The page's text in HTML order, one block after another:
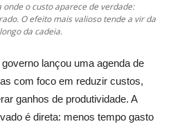
o custo aparece de verdade:
O efeito mais valioso tende a vir da
da cadeia.
lançou uma agenda de
com foco em reduzir custos,
ganhos de produtividade. A
é direta: menos tempo gasto